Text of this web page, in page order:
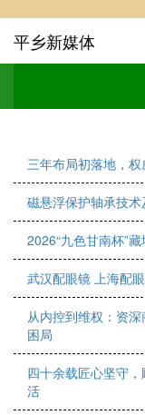
平乡新媒体
三年布局初落地，权
磁悬浮保护轴承技
2026“九色甘南杯”
武汉配眼镜 上海配
从内控到维权：资
困局
四十余载匠心坚守
活